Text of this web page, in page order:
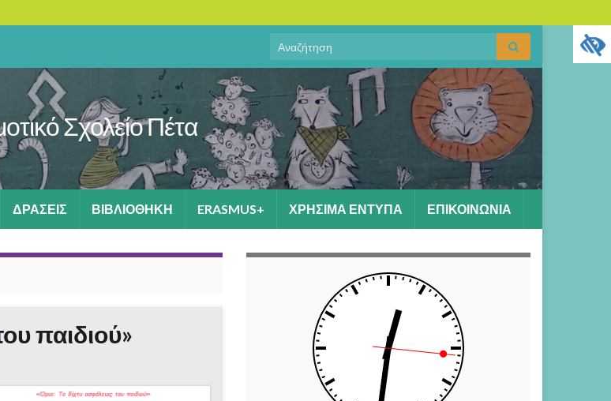
Search
Σχολείο Πέτα
ΔΡΑΣΕΙΣ ΒΙΒΛΙΟΘΗΚΗ ERASMUS+ ΧΡΗΣΙΜΑ ΕΝΤΥΠΑ ΕΠΙΚΟΙΝΩΝΙΑ
παιδιού»